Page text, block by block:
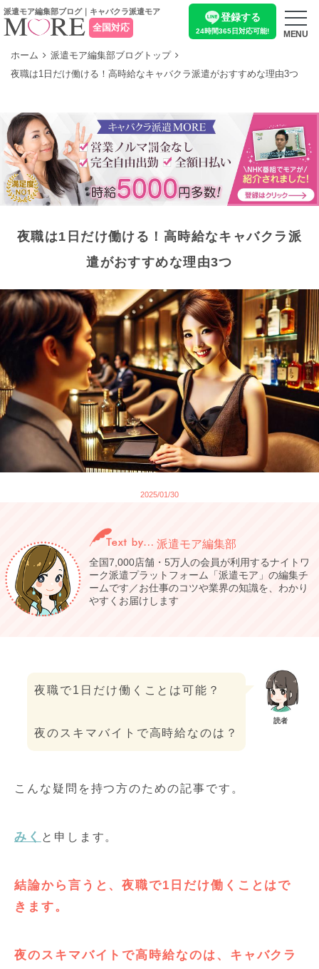
派遣モア編集部ブログ｜キャバクラ派遣モア
全国対応
登録する
24時間365日対応可能! MENU
ホーム
派遣モア編集部ブログトップ
夜職は1日だけ働ける！高時給なキャバクラ派遣がおすすめな理由3つ
夜職は1日だけ働ける！高時給なキャバクラ派
遣がおすすめな理由3つ
2025/01/30
派遣モア編集部
全国7,000店舗・5万人の会員が利用するナイトワ
ーク派遣プラットフォーム「派遣モア」の編集チ
ームです／お仕事のコツや業界の知識を、わかり
やすくお届けします
夜職で1日だけ働くことは可能？
夜のスキマバイトで高時給なのは？
読者
こんな疑問を持つ方のための記事です。
みく と申します。
結論から言うと、夜職で1日だけ働くことはで
きます。
夜のスキマバイトで高時給なのは、キャバクラ